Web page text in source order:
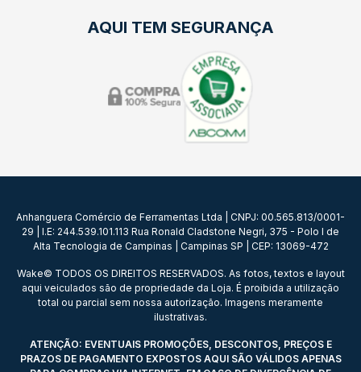
AQUI TEM SEGURANÇA
Anhanguera Comércio de Ferramentas Ltda | CNPJ: 00.565.813/0001-
29 | I.E: 244.539.101.113 Rua Ronald Cladstone Negri, 375 - Polo I de
Alta Tecnologia de Campinas | Campinas SP | CEP: 13069-472
Wake© TODOS OS DIREITOS RESERVADOS. As fotos, textos e layout
aqui veiculados são de propriedade da Loja. É proibida a utilização
total ou parcial sem nossa autorização. Imagens meramente
ilustrativas.
ATENÇÃO: EVENTUAIS PROMOÇÕES, DESCONTOS, PREÇOS E
PRAZOS DE PAGAMENTO EXPOSTOS AQUI SÃO VÁLIDOS APENAS